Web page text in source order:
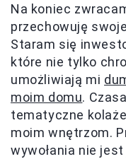
Na koniec
przechowuję
Staram się
które nie tylko
umożliwiają mi
moim domu.
tematyczne
moim wnętrzom.
wywołania nie